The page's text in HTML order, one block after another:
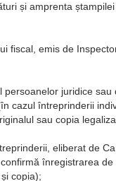
și amprenta
fiscal, emis de
persoanelor juridice sau
cazul întreprinderii
sau copia
eliberat de
înregistrarea
copia);